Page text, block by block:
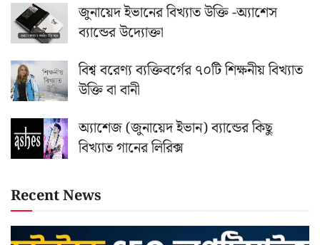
জুনায়েদ ইভানের বিখ্যাত উক্তি -অ্যাশেস
ব্যান্ডের উদ্যোক্তা
বিশ্ব বরেণ্য ব্যক্তিবর্গের ৭০টি শিক্ষনীয় বিখ্যাত
উক্তি বা বানী
অ্যাশেজ (জুনায়েদ ইভান) ব্যান্ডের কিছু
বিখ্যাত গানের লিরিক্স
Recent News